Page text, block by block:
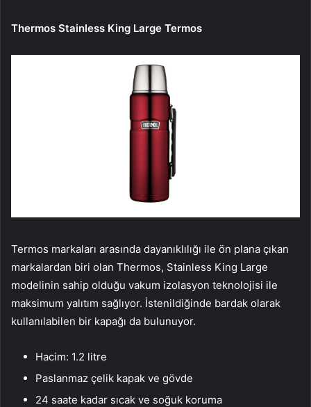
Thermos Stainless King Large Termos
Termos markaları arasında dayanıklılığı ile ön plana çıkan
markalardan biri olan Thermos, Stainless King Large
modelinin sahip olduğu vakum izolasyon teknolojisi ile
maksimum yalıtım sağlıyor. İstenildiğinde bardak olarak
kullanılabilen bir kapağı da bulunuyor.
Hacim: 1.2 litre
Paslanmaz çelik kapak ve gövde
24 saate kadar sıcak ve soğuk koruma